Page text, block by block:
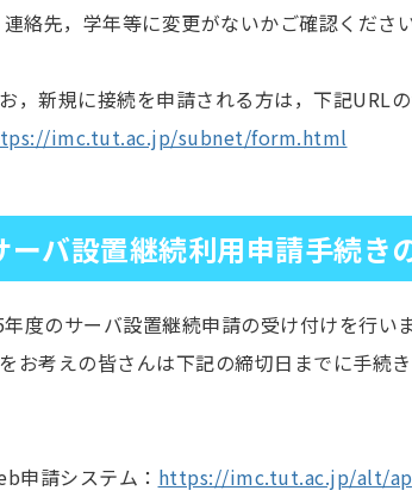
絡先，学年等に変更がないかご確認くださ
，新規に接続を申請される方は，下記URL
imc.tut.ac.jp/subnet/form.html
ーバ設置継続利用申請手続き
度のサーバ設置継続申請の受け付けを行い
お考えの皆さんは下記の締切日までに手続
申請システム： https://imc.tut.ac.jp/alt/